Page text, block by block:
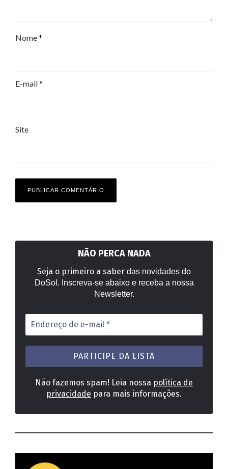
Nome*
E-mail*
Site
NÃO PERCA NADA
Seja o primeiro a saber das novidades do
DoSol. Inscreva-se abaixo e receba a nossa
Newsletter.
Endereço
de
e-
mail
Não fazemos spam! Leia nossa política de
privacidade para mais informações.